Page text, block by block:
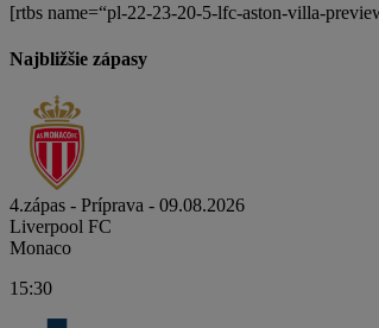
[rtbs name=“pl-22-23-20-5-lfc-aston-villa-
Najbližšie zápasy
4.zápas - Príprava - 09.08.2026
Liverpool FC
Monaco
15:30